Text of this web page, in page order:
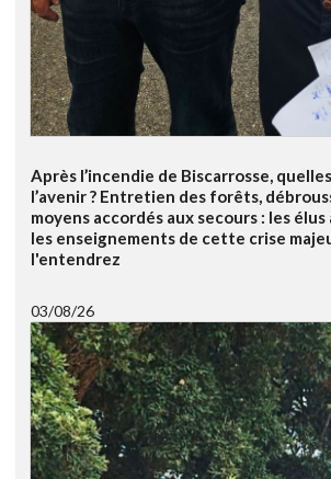
Après l’incendie de Biscarrosse,
l’avenir ? Entretien des forêts,
moyens accordés aux secours : les
les enseignements de cette crise
l'entendrez
03/08/26